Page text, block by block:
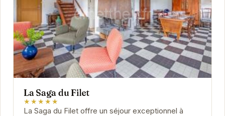
La Saga du Filet
★★★★★
La Saga du Filet offre un séjour exceptionnel à